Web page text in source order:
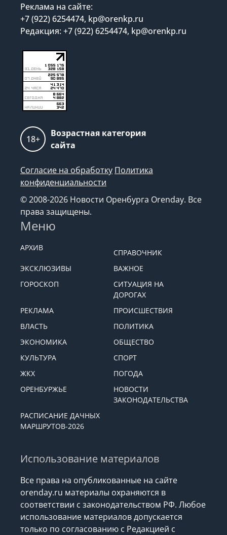
Реклама на сайте:
+7 (922) 6254474, kp@orenkp.ru
Редакция: +7 (922) 6254474, kp@orenkp.ru
18+
Возрастная категория
сайта
Согласие на обработку Политика
конфиденциальности
© 2008-2026 Новости Оренбурга Orenday. Все
права защищены.
Меню
АРХИВ
СПРАВОЧНИК
ЭКСКЛЮЗИВЫ
ВАЖНОЕ
ГОРОСКОП
СИТУАЦИЯ НА
ДОРОГАХ
РЕКЛАМА
ПРОИСШЕСТВИЯ
ВЛАСТЬ
ПОЛИТИКА
ЭКОНОМИКА
ОБЩЕСТВО
КУЛЬТУРА
СПОРТ
ЖКХ
ПОГОДА
ОРЕНБУРЖЬЕ
НОВОСТИ
ЗАКОНОДАТЕЛЬСТВА
РАСПИСАНИЕ ДАЧНЫХ
МАРШРУТОВ-2026
Использование материалов
Все права на опубликованные на сайте
orenday.ru материалы охраняются в
соответствии с законодательством РФ. Любое
использование материалов допускается
только по согласованию с Редакцией с